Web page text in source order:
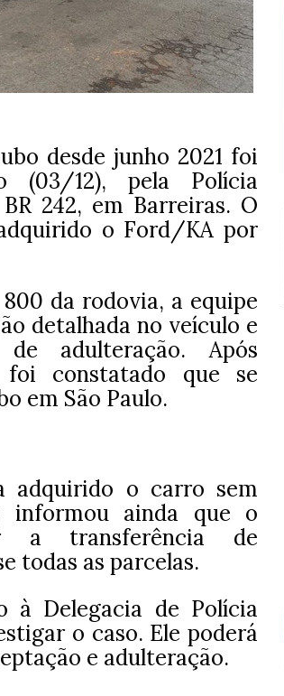
desde junho 2021 foi
(03/12), pela Polícia
242, em Barreiras. O
o Ford/KA por
da rodovia, a equipe
detalhada no veículo e
adulteração. Após
constatado que se
em São Paulo.
adquirido o carro sem
informou ainda que o
a transferência de
todas as parcelas.
à Delegacia de Polícia
o caso. Ele poderá
e adulteração.